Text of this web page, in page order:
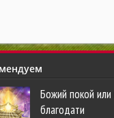
Божий покой или
благодати